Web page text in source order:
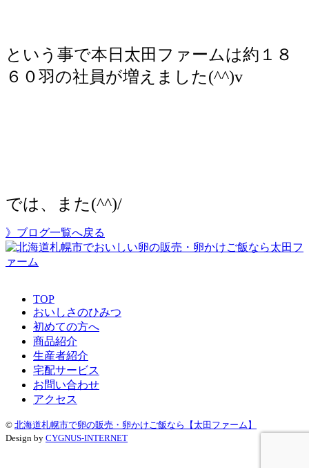
という事で本日太田ファームは約１８
６０羽の社員が増えました(^^)v
では、また(^^)/
》ブログ一覧へ戻る
TOP
おいしさのひみつ
初めての方へ
商品紹介
生産者紹介
宅配サービス
お問い合わせ
アクセス
© 北海道札幌市で卵の販売・卵かけご飯なら【太田ファーム】
Design by CYGNUS-INTERNET